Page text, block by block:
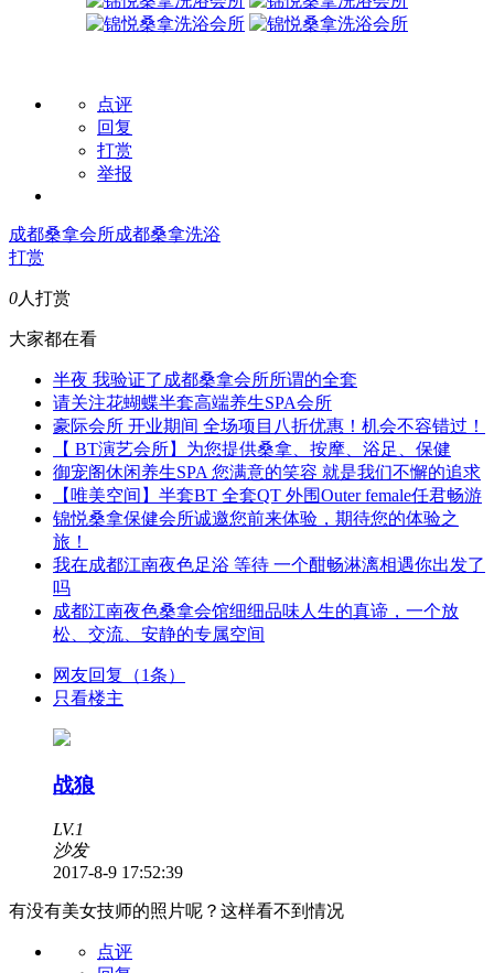
点评
回复
打赏
举报
成都桑拿会所成都桑拿洗浴
打赏
0人打赏
大家都在看
半夜 我验证了成都桑拿会所所谓的全套
请关注花蝴蝶半套高端养生SPA会所
豪际会所 开业期间 全场项目八折优惠！机会不容错过！
【 BT演艺会所】为您提供桑拿、按摩、浴足、保健
御宠阁休闲养生SPA 您满意的笑容 就是我们不懈的追求
【唯美空间】半套BT 全套QT 外围Outer female任君畅游
锦悦桑拿保健会所诚邀您前来体验，期待您的体验之
旅！
我在成都江南夜色足浴 等待 一个酣畅淋漓相遇你出发了
吗
成都江南夜色桑拿会馆细细品味人生的真谛，一个放
松、交流、安静的专属空间
网友回复（1条）
只看楼主
战狼
LV.1
沙发
2017-8-9 17:52:39
有没有美女技师的照片呢？这样看不到情况
点评